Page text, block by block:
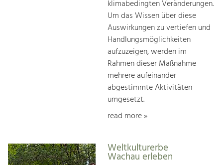
klimabedingten Veränderungen.
Um das Wissen über diese
Auswirkungen zu vertiefen und
Handlungsmöglichkeiten
aufzuzeigen, werden im
Rahmen dieser Maßnahme
mehrere aufeinander
abgestimmte Aktivitäten
umgesetzt.
read more »
Weltkulturerbe
Wachau erleben